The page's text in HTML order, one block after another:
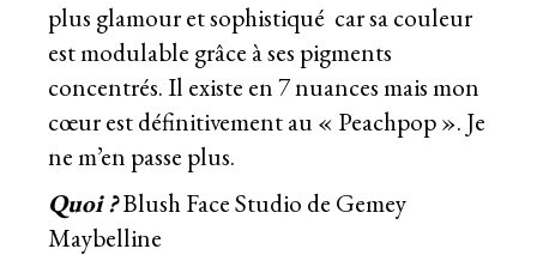
plus glamour et sophistiqué car sa couleur
est modulable grâce à ses pigments
concentrés. Il existe en 7 nuances mais mon
cœur est définitivement au « Peachpop ». Je
ne m’en passe plus.
Quoi ?Blush Face Studio de Gemey
Maybelline